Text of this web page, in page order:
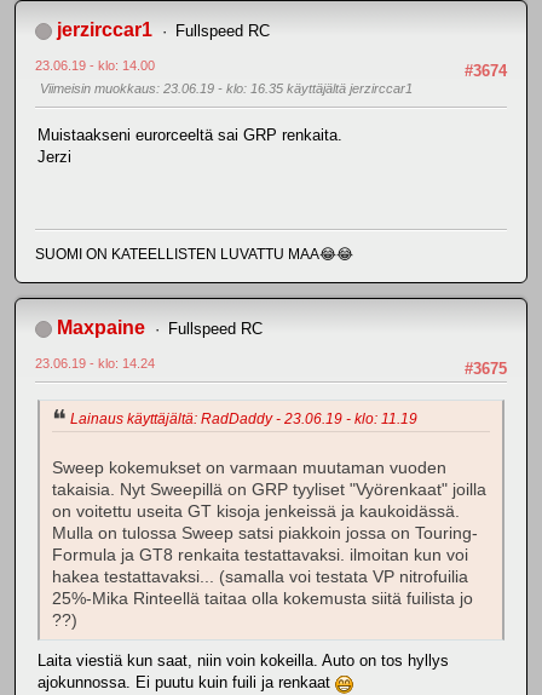
jerzirccar1 Fullspeed RC
#3674
23.06.19 - klo: 14.00
Viimeisin muokkaus: 23.06.19 - klo: 16.35 käyttäjältä jerzirccar1
Muistaakseni eurorceeltä sai GRP renkaita.
Jerzi
SUOMI ON KATEELLISTEN LUVATTU MAA😂😂
Maxpaine Fullspeed RC
#3675
23.06.19 - klo: 14.24
Lainaus käyttäjältä: RadDaddy - 23.06.19 - klo: 11.19
Sweep kokemukset on varmaan muutaman vuoden
takaisia. Nyt Sweepillä on GRP tyyliset "Vyörenkaat" joilla
on voitettu useita GT kisoja jenkeissä ja kaukoidässä.
Mulla on tulossa Sweep satsi piakkoin jossa on Touring-
Formula ja GT8 renkaita testattavaksi. ilmoitan kun voi
hakea testattavaksi... (samalla voi testata VP nitrofuilia
25%-Mika Rinteellä taitaa olla kokemusta siitä fuilista jo
??)
Laita viestiä kun saat, niin voin kokeilla. Auto on tos hyllys
ajokunnossa. Ei puutu kuin fuili ja renkaat